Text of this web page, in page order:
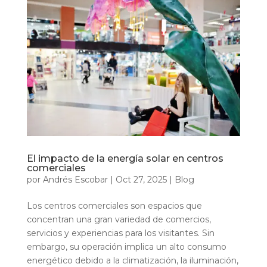
El impacto de la energía solar en centros
comerciales
por Andrés Escobar| Oct 27, 2025| Blog
Los centros comerciales son espacios que
concentran una gran variedad de comercios,
servicios y experiencias para los visitantes. Sin
embargo, su operación implica un alto consumo
energético debido a la climatización, la iluminación,